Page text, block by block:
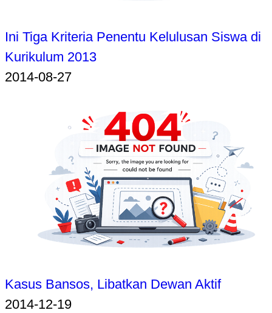
Ini Tiga Kriteria Penentu Kelulusan Siswa di
Kurikulum 2013
2014-08-27
Kasus Bansos, Libatkan Dewan Aktif
2014-12-19